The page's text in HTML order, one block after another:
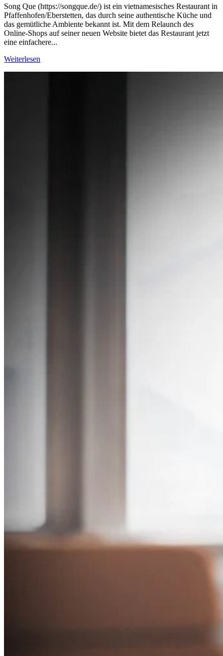
Song Que (https://songque.de/) ist ein vietnamesisches Restaurant in
Pfaffenhofen/Eberstetten, das durch seine authentische Küche und
das gemütliche Ambiente bekannt ist. Mit dem Relaunch des
Online-Shops auf seiner neuen Website bietet das Restaurant jetzt
eine einfachere...
Weiterlesen